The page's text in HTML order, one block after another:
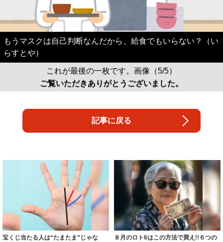
もうマスクは自己判断なんだから、給食でもいらない？（い
らすとや）
これが最後の一枚です。画像（5/5）
ご覧いただきありがとうございました。
記事に戻る
宝くじ当たる人は“たまたま”じゃな
８月のロト6はこの方法で買え!!６つの